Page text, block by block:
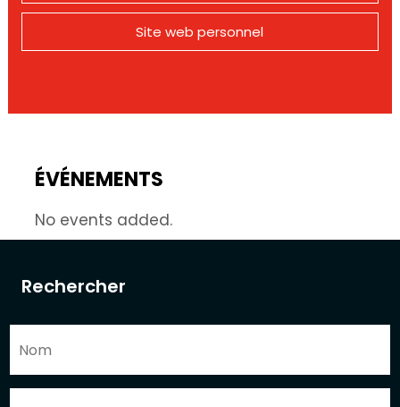
Rechercher
Site web personnel
ÉVÉNEMENTS
No events added.